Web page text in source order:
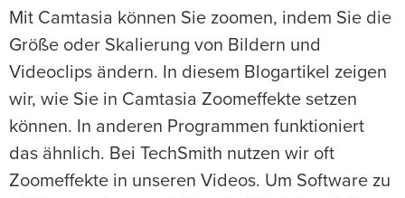
Mit Camtasia können Sie zoomen, indem Sie die
Größe oder Skalierung von Bildern und
Videoclips ändern. In diesem Blogartikel zeigen
wir, wie Sie in Camtasia Zoomeffekte setzen
können. In anderen Programmen funktioniert
das ähnlich. Bei TechSmith nutzen wir oft
Zoomeffekte in unseren Videos. Um Software zu